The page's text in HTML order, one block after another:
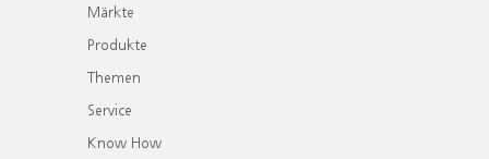
Märkte
Produkte
Themen
Service
Know How